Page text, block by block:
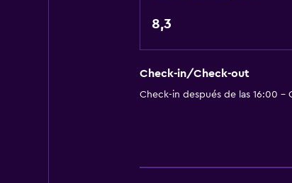
Champú
Alarma de humo
Calefacción
Gel de ducha
8,3
Check-in/Check-out
Check-in después de las 16:00 -